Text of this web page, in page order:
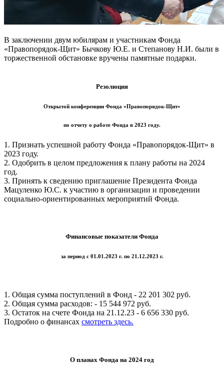
В заключении двум юбилярам и участникам Фонда
«Правопорядок-Щит» Бычкову Ю.Е. и Степанову Н.И. были в
торжественной обстановке вручены памятные подарки.
Резолюция
Открытой конференции Фонда «Правопорядок-Щит»
по отчету о работе Фонда в 2023 году.
1. Признать успешной работу Фонда «Правопорядок-Щит» в
2023 году.
2. Одобрить в целом предложения к плану работы на 2024
год.
3. Принять к сведению приглашение Президента Фонда
Мацуленко Ю.С. к участию в организации и проведении
социально-ориентированных мероприятий Фонда.
Финансовые показатели Фонда
за период с 01.01.2023 г. по 21.12.2023 г.
1. Общая сумма поступлений в Фонд - 22 201 302 руб.
2. Общая сумма расходов: - 15 544 972 руб.
3. Остаток на счете Фонда на 21.12.23 - 6 656 330 руб.
Подробно о финансах смотреть здесь.
О планах Фонда на 2024 год